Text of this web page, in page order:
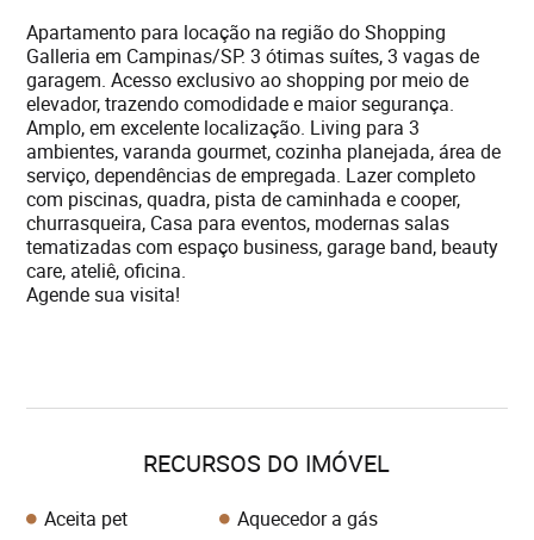
Apartamento para locação na região do Shopping
Galleria em Campinas/SP. 3 ótimas suítes, 3 vagas de
garagem. Acesso exclusivo ao shopping por meio de
elevador, trazendo comodidade e maior segurança.
Amplo, em excelente localização. Living para 3
ambientes, varanda gourmet, cozinha planejada, área de
serviço, dependências de empregada. Lazer completo
com piscinas, quadra, pista de caminhada e cooper,
churrasqueira, Casa para eventos, modernas salas
tematizadas com espaço business, garage band, beauty
care, ateliê, oficina.
Agende sua visita!
RECURSOS DO IMÓVEL
Aceita pet
Aquecedor a gás